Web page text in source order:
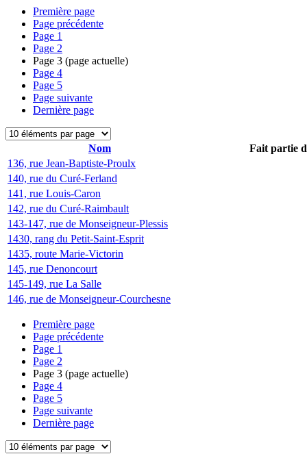
Première page
Page précédente
Page 1
Page 2
Page 3 (page actuelle)
Page 4
Page 5
Page suivante
Dernière page
Nom
Fait partie
136, rue Jean-Baptiste-Proulx
140, rue du Curé-Ferland
141, rue Louis-Caron
142, rue du Curé-Raimbault
143-147, rue de Monseigneur-Plessis
1430, rang du Petit-Saint-Esprit
1435, route Marie-Victorin
145, rue Denoncourt
145-149, rue La Salle
146, rue de Monseigneur-Courchesne
Première page
Page précédente
Page 1
Page 2
Page 3 (page actuelle)
Page 4
Page 5
Page suivante
Dernière page